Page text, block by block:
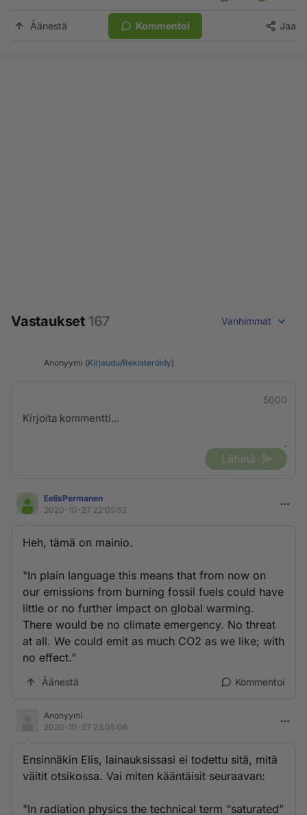
Äänestä Kommentoi Jaa
Vastaukset 167 Vanhimmat
Anonyymi (Kirjaudu/Rekisteröidy)
5000
Lähetä
EelisPermanen
2020-10-27 22:05:52
Heh, tämä on mainio.
"In plain language this means that from now on
our emissions from burning fossil fuels could have
little or no further impact on global warming.
There would be no climate emergency. No threat
at all. We could emit as much CO2 as we like; with
no effect."
Äänestä Kommentoi
Anonyymi
2020-10-27 23:05:06
Ensinnäkin Elis, lainauksissasi ei todettu sitä, mitä
väitit otsikossa. Vai miten kääntäisit seuraavan:
"In radiation physics the technical term “saturated”